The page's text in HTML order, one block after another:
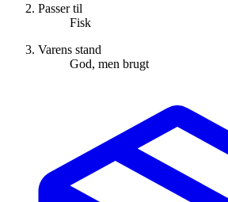
Passer til
Fisk
Varens stand
God, men brugt